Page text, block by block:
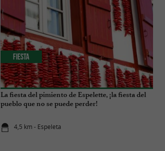
La fiesta del pimiento de Espelette, ¡la fiesta del
pueblo que no se puede perder!
4,5 km - Espeleta
Fiesta